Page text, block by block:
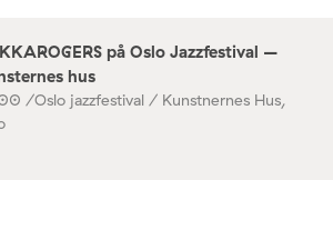
på Oslo Jazzfestival –
hus
/Oslo jazzfestival / Kunstnernes Hus,